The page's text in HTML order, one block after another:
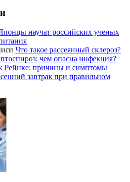
научат российских ученых
Что такое рассеянный склероз?
чем опасна инфекция?
Рейнке: причины и симптомы
завтрак при правильном